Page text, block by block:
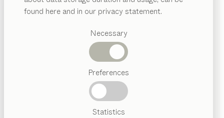
found here and in our privacy statement.
Necessary
Preferences
Statistics
suggérées
Artisanat
Autrichien
QUI SOMMES-NOUS
REVENDEUR
vendues vous est proposée à un prix très avantageux !
pour les produits indiqués.